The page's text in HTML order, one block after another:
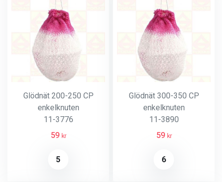
Glödnät 200-250 CP
enkelknuten
11-3776
59 kr
5
Glödnät 300-350 CP
enkelknuten
11-3890
59 kr
6